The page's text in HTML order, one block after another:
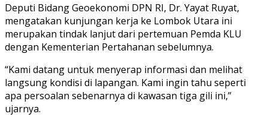
Deputi Bidang Geoekonomi DPN RI, Dr. Yayat Ruyat,
mengatakan kunjungan kerja ke Lombok Utara ini
merupakan tindak lanjut dari pertemuan Pemda KLU
dengan Kementerian Pertahanan sebelumnya.
“Kami datang untuk menyerap informasi dan melihat
langsung kondisi di lapangan. Kami ingin tahu seperti
apa persoalan sebenarnya di kawasan tiga gili ini,”
ujarnya.